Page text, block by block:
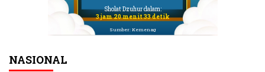
Sholat Dzuhur dalam:
3 jam 20 menit 32 detik
Sumber: Kemenag
NASIONAL